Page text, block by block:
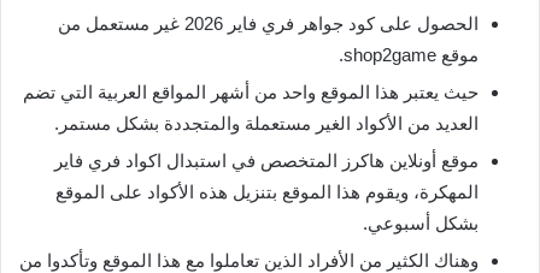
الحصول على كود جواهر فري فاير 2026 غير مستعمل من
موقع shop2game.
حيث يعتبر هذا الموقع واحد من أشهر المواقع العربية التي تضم
العديد من الأكواد الغير مستعملة والمتجددة بشكل مستمر.
موقع أونلاين هاكرز المتخصص في استبدال اكواد فري فاير
المهكرة، ويقوم هذا الموقع بتنزيل هذه الأكواد على الموقع
بشكل أسبوعي.
وهناك الكثير من الأفراد الذين تعاملوا مع هذا الموقع وتأكدوا من